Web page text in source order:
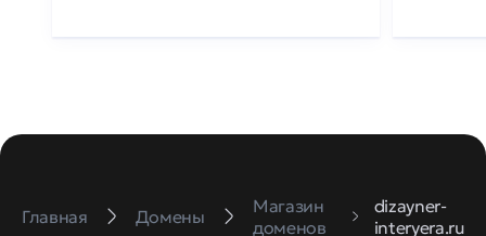
Главная Домены
Магазин
доменов
dizayner-
interyera.ru